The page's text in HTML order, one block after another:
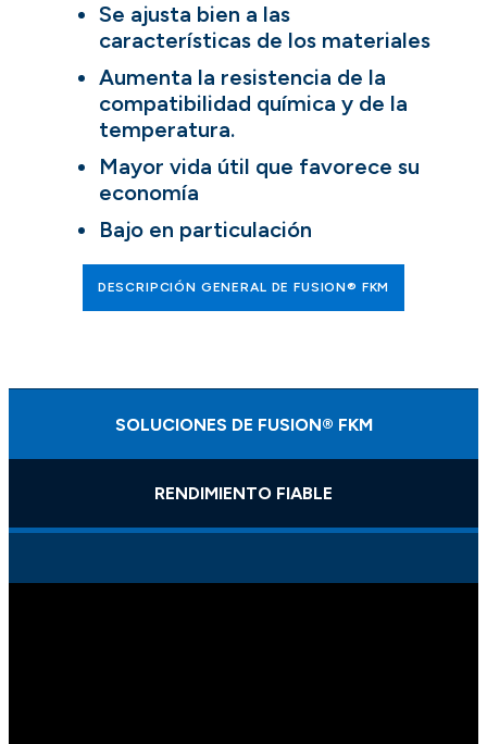
Se ajusta bien a las
características de los materiales
Aumenta la resistencia de la
compatibilidad química y de la
temperatura.
Mayor vida útil que favorece su
economía
Bajo en particulación
DESCRIPCIÓN GENERAL DE FUSION® FKM
SOLUCIONES DE FUSION® FKM
RENDIMIENTO FIABLE